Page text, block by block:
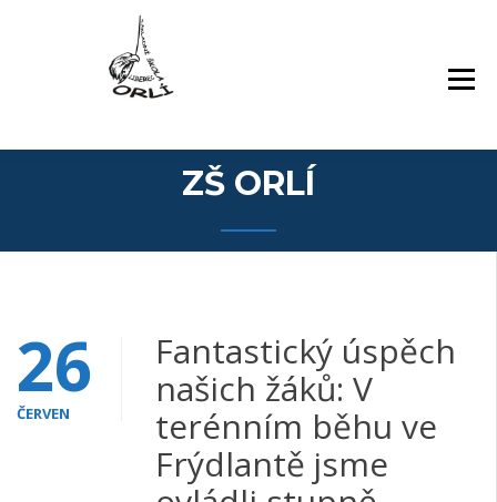
ZŠ ORLÍ
26
ČERVEN
Fantastický úspěch
našich žáků: V
terénním běhu ve
Frýdlantě jsme